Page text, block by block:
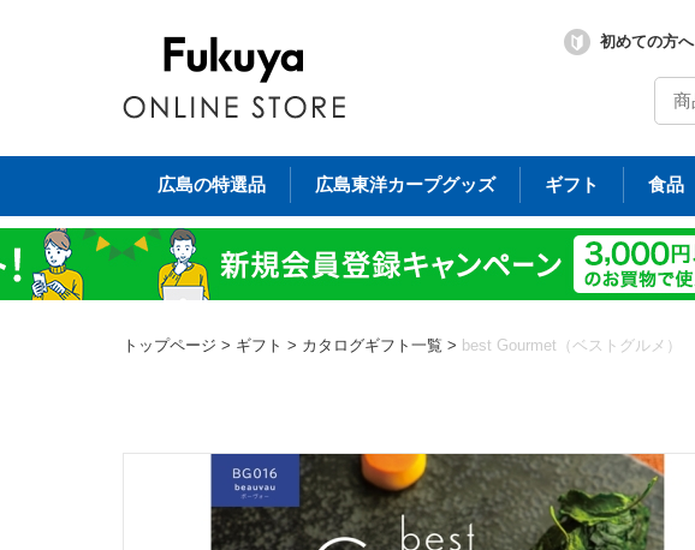
初めての方へ
広島の特選品 広島東洋カープグッズ ギフト 食品
トップページ > ギフト > カタログギフト一覧 > best Gourmet（ベストグルメ）